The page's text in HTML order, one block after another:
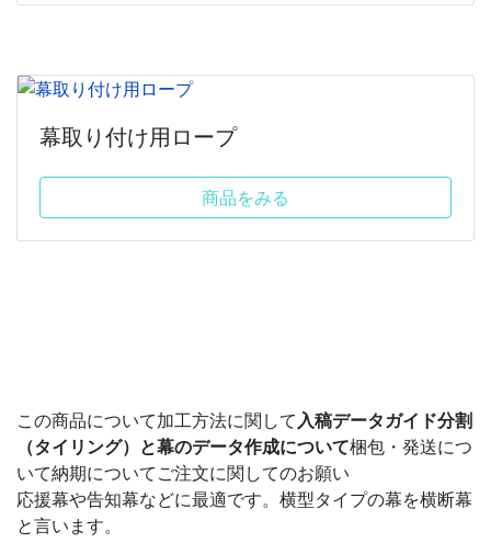
幕取り付け用ロープ
商品をみる
この商品について加工方法に関して 入稿データガイド分割
（タイリング）と幕のデータ作成について梱包・発送につ
いて納期について ご注文に関してのお願い
応援幕や告知幕などに最適です。横型タイプの幕を横断幕
と言います。